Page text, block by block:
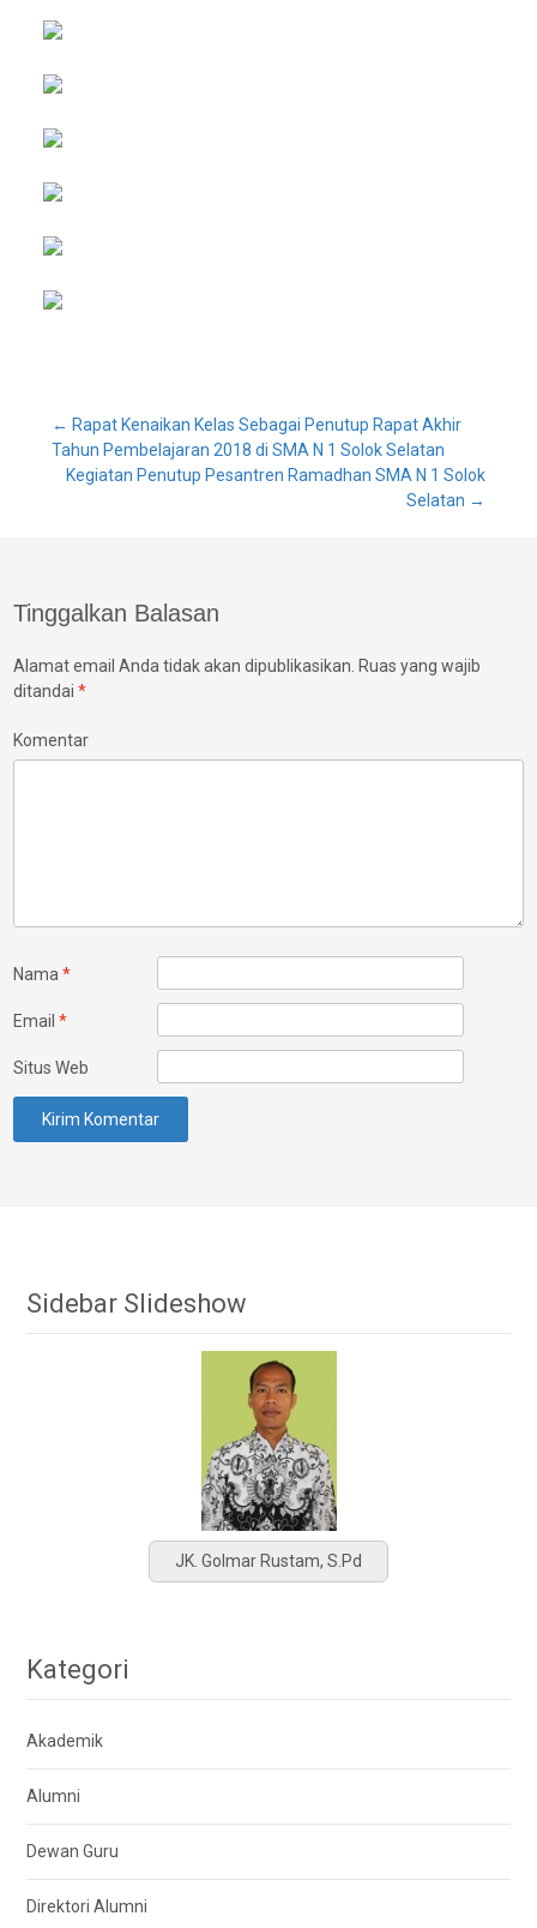
Post
← Rapat Kenaikan Kelas Sebagai Penutup Rapat Akhir
Tahun Pembelajaran 2018 di SMA N 1 Solok Selatan
Kegiatan Penutup Pesantren Ramadhan SMA N 1 Solok
Selatan →
Tinggalkan Balasan
Alamat email Anda tidak akan dipublikasikan. Ruas yang wajib
ditandai*
Komentar
Nama*
Email*
Situs Web
Sidebar Slideshow
JK. Golmar Rustam, S.Pd
Kategori
Akademik
Alumni
Dewan Guru
Direktori Alumni